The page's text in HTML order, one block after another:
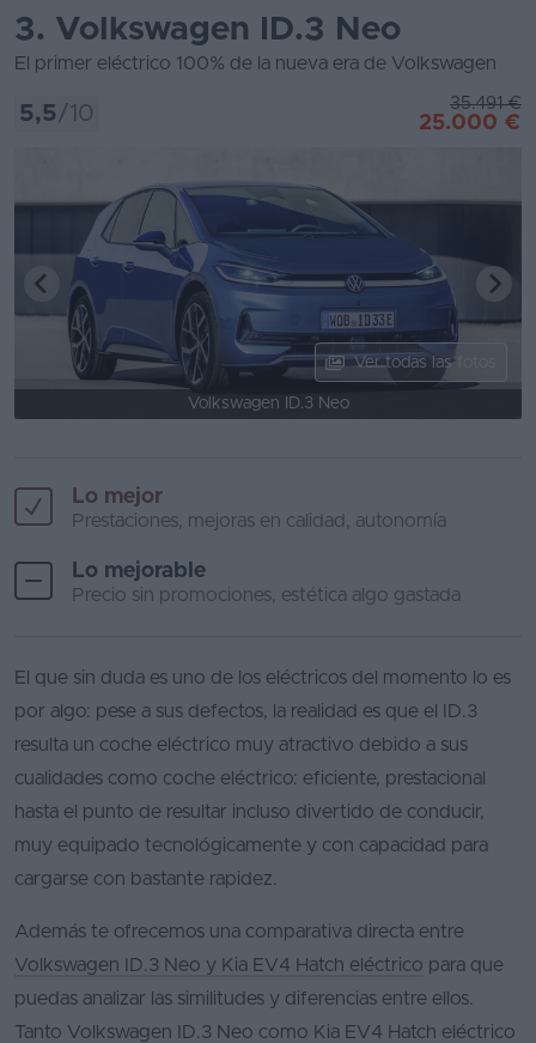
3. Volkswagen ID.3 Neo
El primer eléctrico 100% de la nueva era de Volkswagen
5,5/10 35.491 €
25.000 €
Ver todas las fotos
Volkswagen ID.3 Neo
Lo mejor
Prestaciones, mejoras en calidad, autonomía
Lo mejorable
Precio sin promociones, estética algo gastada
El que sin duda es uno de los eléctricos del momento lo es
por algo: pese a sus defectos, la realidad es que el ID.3
resulta un coche eléctrico muy atractivo debido a sus
cualidades como coche eléctrico: eficiente, prestacional
hasta el punto de resultar incluso divertido de conducir,
muy equipado tecnológicamente y con capacidad para
cargarse con bastante rapidez.
Además te ofrecemos una comparativa directa entre
Volkswagen ID.3 Neo y Kia EV4 Hatch eléctrico para que
puedas analizar las similitudes y diferencias entre ellos.
Tanto Volkswagen ID.3 Neo como Kia EV4 Hatch eléctrico